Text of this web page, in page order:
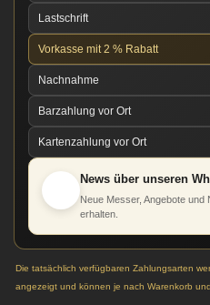
Lastschrift
Vorkasse mit 2 % Rabatt
Nachnahme
Barzahlung vor Ort
Kartenzahlung vor Ort
News über unseren
Neue Messer, Angebote
erhalten.
Die tatsächlich verfügbaren Zahlungsarten
angezeigt und können je nach Warenkorb